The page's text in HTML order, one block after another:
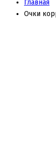
Главная
Очки